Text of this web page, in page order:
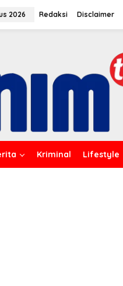
2026 Redaksi Disclaimer
Kriminal Lifestyle